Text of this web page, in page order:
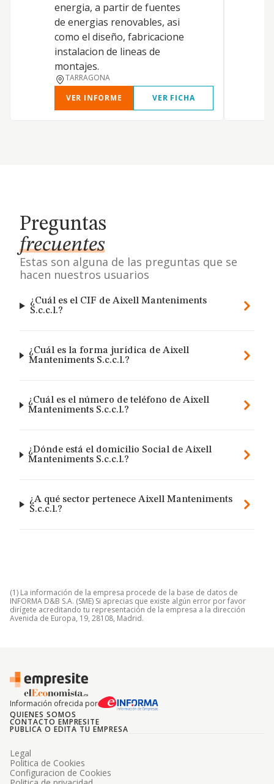
energia, a partir de fuentes
de energias renovables, asi
como el diseño, fabricacione
instalacion de lineas de
montajes.
TARRAGONA
VER INFORME
VER FICHA
Preguntas
frecuentes
Estas son alguna de las preguntas que se
hacen nuestros usuarios
¿Cuál es el CIF de Aixell Manteniments
S.c.c.l.?
¿Cuál es la forma jurídica de Aixell
Manteniments S.c.c.l.?
¿Cuál es el número de teléfono de Aixell
Manteniments S.c.c.l.?
¿Dónde está el domicilio Social de Aixell
Manteniments S.c.c.l.?
¿A qué sector pertenece Aixell Manteniments
S.c.c.l.?
(1) La información de la empresa procede de la base de datos de
INFORMA D&B S.A. (SME) Si aprecias que existe algún error por favor
dirígete acreditando tu representación de la empresa a la dirección
Avenida de Europa, 19, 28108, Madrid.
Información ofrecida por
QUIENES SOMOS
CONTACTO EMPRESITE
PUBLICA O EDITA TU EMPRESA
Legal
Politica de Cookies
Configuracion de Cookies